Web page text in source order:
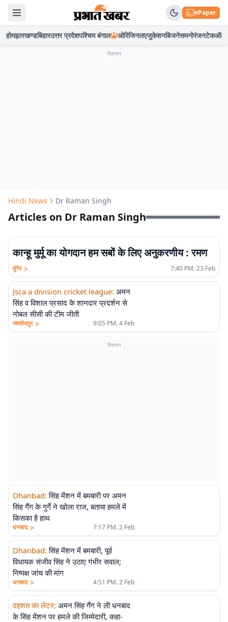
ePaper
होमझारखण्डबिहारउत्तर प्रदेशपश्चिम बंगाल ओरिजिनलएजुकेशनबिजनेसमनोरंजनटेकऑटो
विज्ञापन
Hindi News Dr Raman Singh
Articles on Dr Raman Singh
कान्हू मुर्मू का योगदान हम सबों के लिए अनुकरणीय : रमण
मुंगेर > 7:40 PM. 23 Feb
Jsca a division cricket league: अमन
सिंह व विशाल प्रसाद के शानदार प्रदर्शन से
नोबल सीसी की टीम जीती
जमशेदपुर > 9:05 PM. 4 Feb
विज्ञापन
Dhanbad: सिंह मेंशन में बमबारी पर अमन
सिंह गैंग के गुर्गे ने खोला राज, बताया हमले में
किसका है हाथ
धनबाद > 7:17 PM. 2 Feb
Dhanbad: सिंह मेंशन में बमबारी, पूर्व
विधायक संजीव सिंह ने उठाए गंभीर सवाल;
निष्पक्ष जांच की मांग
धनबाद > 4:51 PM. 2 Feb
दहशत का लेटर: अमन सिंह गैंग ने ली धनबाद
के सिंह मेंशन पर हमले की जिम्मेदारी, कहा-